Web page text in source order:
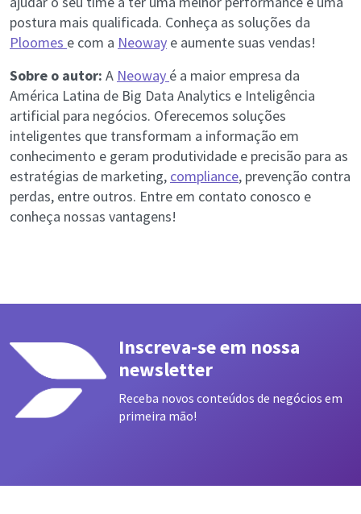
postura mais qualificada. Conheça as soluções da
Ploomes e com a Neoway e aumente suas vendas!
Sobre o autor: A Neoway é a maior empresa da
América Latina de Big Data Analytics e Inteligência
artificial para negócios. Oferecemos soluções
inteligentes que transformam a informação em
conhecimento e geram produtividade e precisão para as
estratégias de marketing, compliance, prevenção contra
perdas, entre outros. Entre em contato conosco e
conheça nossas vantagens!
Inscreva-se em nossa
newsletter
Receba novos conteúdos de negócios em
primeira mão!